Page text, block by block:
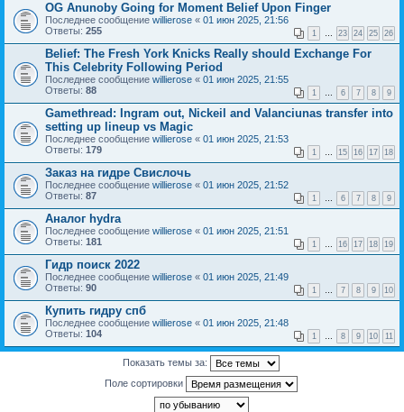
OG Anunoby Going for Moment Belief Upon Finger
Последнее сообщение willierose « 01 июн 2025, 21:56
Ответы: 255 1 … 23 24 25 26
Belief: The Fresh York Knicks Really should Exchange For
This Celebrity Following Period
Последнее сообщение willierose « 01 июн 2025, 21:55
Ответы: 88 1 … 6 7 8 9
Gamethread: Ingram out, Nickeil and Valanciunas transfer into
setting up lineup vs Magic
Последнее сообщение willierose « 01 июн 2025, 21:53
Ответы: 179 1 … 15 16 17 18
Заказ на гидре Свислочь
Последнее сообщение willierose « 01 июн 2025, 21:52
Ответы: 87 1 … 6 7 8 9
Аналог hydra
Последнее сообщение willierose « 01 июн 2025, 21:51
Ответы: 181 1 … 16 17 18 19
Гидр поиск 2022
Последнее сообщение willierose « 01 июн 2025, 21:49
Ответы: 90 1 … 7 8 9 10
Купить гидру спб
Последнее сообщение willierose « 01 июн 2025, 21:48
Ответы: 104 1 … 8 9 10 11
Показать темы за:
Поле сортировки